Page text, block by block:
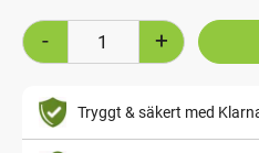
+
-
Tryggt & säkert med